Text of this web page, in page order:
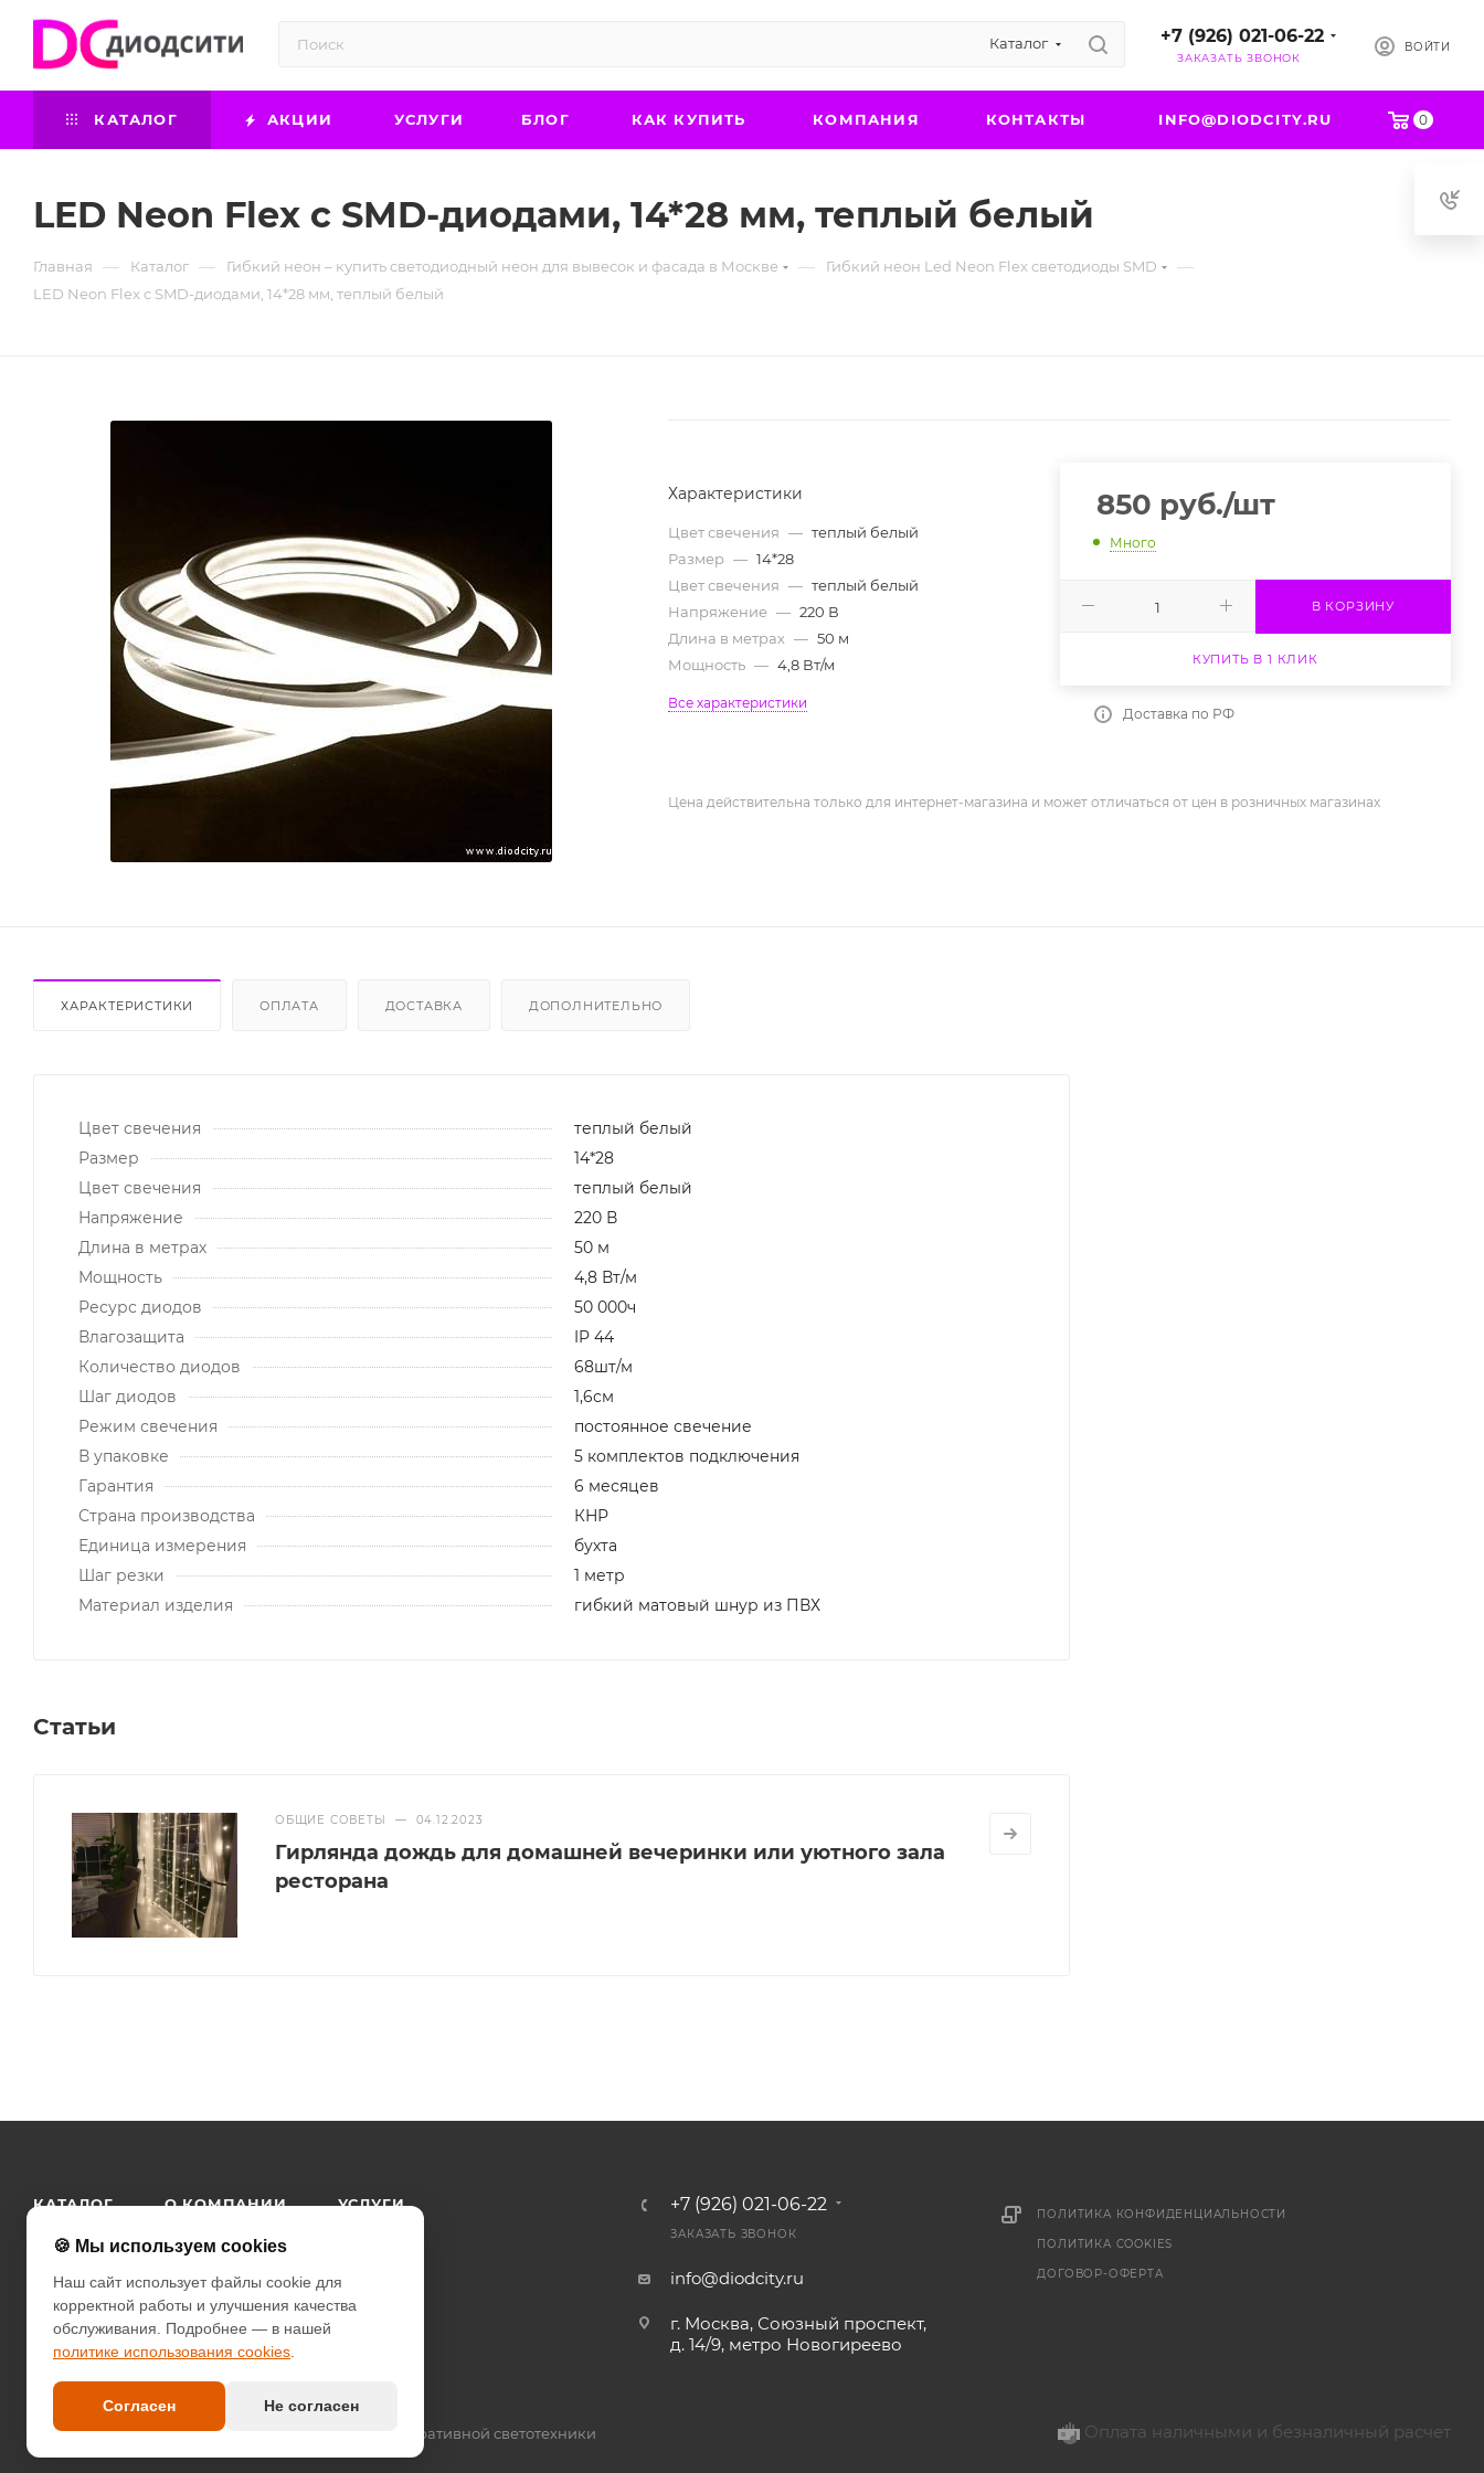
Каталог +7 (926) 021-06-22
ЗАКАЗАТЬ ЗВОНОК
ВОЙТИ
0
КАТАЛОГ АКЦИИ УСЛУГИ БЛОГ КАК КУПИТЬ КОМПАНИЯ КОНТАКТЫ INFO@DIODCITY.RU
LED Neon Flex с SMD-диодами, 14*28 мм, теплый белый
Главная — Каталог — Гибкий неон – купить светодиодный неон для вывесок и фасада в Москве — Гибкий неон Led Neon Flex светодиоды SMD —
LED Neon Flex с SMD-диодами, 14*28 мм, теплый белый
Характеристики
Цвет свечения — теплый белый
Размер — 14*28
Цвет свечения — теплый белый
Напряжение — 220 В
Длина в метрах — 50 м
Мощность — 4,8 Вт/м
Все характеристики
850 руб./шт
Много
В КОРЗИНУ
КУПИТЬ В 1 КЛИК
Доставка по РФ
Цена действительна только для интернет-магазина и может отличаться от цен в розничных магазинах
ХАРАКТЕРИСТИКИ ОПЛАТА ДОСТАВКА ДОПОЛНИТЕЛЬНО
Цвет свечения
теплый белый
Размер
14*28
Цвет свечения
теплый белый
Напряжение
220 В
Длина в метрах
50 м
Мощность
4,8 Вт/м
Ресурс диодов
50 000ч
Влагозащита
IP 44
Количество диодов
68шт/м
Шаг диодов
1,6см
Режим свечения
постоянное свечение
В упаковке
5 комплектов подключения
Гарантия
6 месяцев
Страна производства
КНР
Единица измерения
бухта
Шаг резки
1 метр
Материал изделия
гибкий матовый шнур из ПВХ
Статьи
ОБЩИЕ СОВЕТЫ — 04.12.2023
Гирлянда дождь для домашней вечеринки или уютного зала
ресторана
КАТАЛОГ О КОМПАНИИ УСЛУГИ
КАК КУПИТЬ КОНТАКТЫ
+7 (926) 021-06-22
ЗАКАЗАТЬ ЗВОНОК
info@diodcity.ru
г. Москва, Союзный проспект,
д. 14/9, метро Новогиреево
ПОЛИТИКА КОНФИДЕНЦИАЛЬНОСТИ
ПОЛИТИКА COOKIES
ДОГОВОР-ОФЕРТА
2026 © since 2013 DIODcity - интернет-магазин декоративной светотехники Оплата наличными и безналичный расчет
🍪 Мы используем cookies
Наш сайт использует файлы cookie для
корректной работы и улучшения качества
обслуживания. Подробнее — в нашей
политике использования cookies
Согласен Не согласен